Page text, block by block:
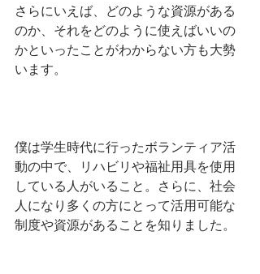
さらにいえば、どのような資源がある
のか、それをどのように使えばいいの
かといったことがわからない方も大勢
います。
僕は学生時代に行ったボランティア活
動の中で、リハビリや福祉用具を使用
している人がいること。さらに、社会
人になり多くの方にとって活用可能な
制度や資源があることを知りました。